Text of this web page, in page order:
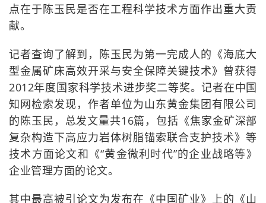
点在于陈玉民是否在工程科学技术方面作出重大贡
献。
记者查询了解到，陈玉民为第一完成人的《海底大
型金属矿床高效开采与安全保障关键技术》曾获得
2012年度国家科学技术进步奖二等奖。记者在中国
知网检索发现，作者单位为山东黄金集团有限公司
的陈玉民，总发文量共16篇，包括《焦家金矿深部
复杂构造下高应力岩体树脂锚索联合支护技术》等
技术方面论文和《“黄金微利时代”的企业战略等》
企业管理方面的论文。
其中最高被引论文为发布在《中国矿业》上的《山